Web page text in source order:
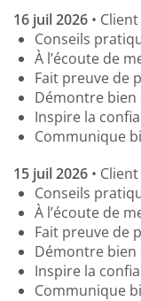
16 juil 2026 •
Conseils
À l’écoute de
Fait preuve de
Démontre bien
Inspire la
Communique
15 juil 2026 •
Conseils
À l’écoute de
Fait preuve de
Démontre bien
Inspire la
Communique